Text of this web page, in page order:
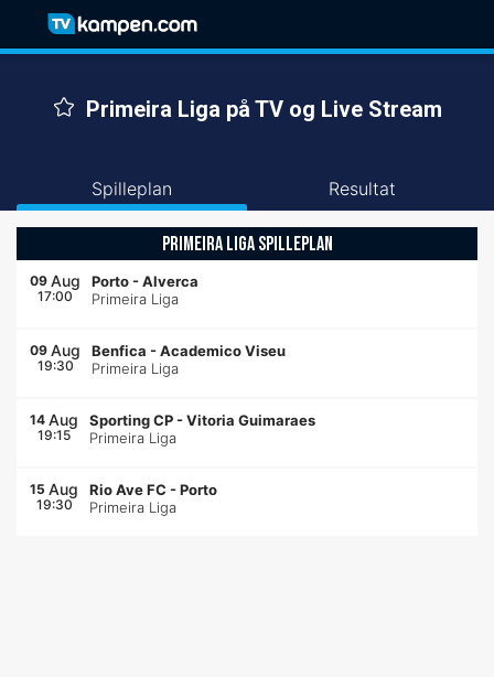
Primeira Liga på TV og Live Stream
Spilleplan Resultat
PRIMEIRA LIGA SPILLEPLAN
09 Aug
17:00
Porto -Alverca
Primeira Liga
09 Aug
19:30
Benfica -Academico Viseu
Primeira Liga
14 Aug
19:15
Sporting CP -Vitoria Guimaraes
Primeira Liga
15 Aug
19:30
Rio Ave FC -Porto
Primeira Liga